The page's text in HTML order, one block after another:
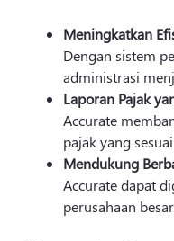
Meningkatkan
Dengan sistem
administrasi
Laporan Pajak
Accurate
pajak yang
Mendukung
Accurate dapat
perusahaan